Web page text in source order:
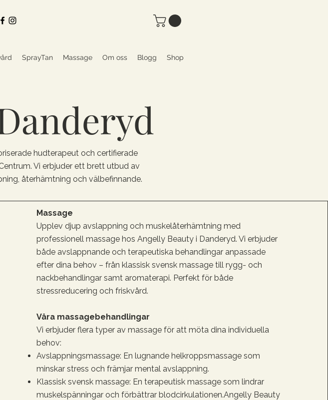
SprayTan Massage Om oss Blogg Shop
hudterapeut och certifierade
Vi erbjuder ett brett utbud av
återhämtning och välbefinnande.
Massage
Upplev djup avslappning och muskelåterhämtning med
professionell massage hos Angelly Beauty i Danderyd. Vi erbjuder
både avslappnande och terapeutiska behandlingar anpassade
efter dina behov – från klassisk svensk massage till rygg- och
nackbehandlingar samt aromaterapi. Perfekt för både
stressreducering och friskvård.
Våra massagebehandlingar
Vi erbjuder flera typer av massage för att möta dina individuella
behov:
Avslappningsmassage: En lugnande helkroppsmassage som
minskar stress och främjar mental avslappning.
Klassisk svensk massage: En terapeutisk massage som lindrar
muskelspänningar och förbättrar blodcirkulationen.Angelly Beauty